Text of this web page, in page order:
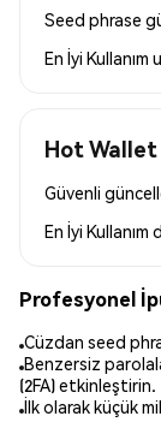
Seed phrase
En İyi Kullanım
Hot Wallet
Güvenli
En İyi Kullanım
Profesyonel
Cüzdan seed
Benzersiz
(2FA) etkinleştirin.
İlk olarak küçük